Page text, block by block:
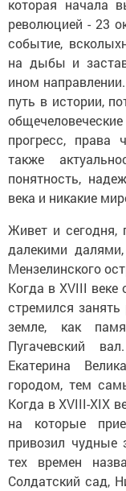
которая начала
революцией - 23
событие,
на дыбы и
ином
путь в истории,
прогресс, права
также
понятность,
века и никакие
Живет и сегодня,
далекими
Мензелинского
Когда в XVIII веке
стремился
земле, как
Пугачевский
Екатерина
городом, тем
Когда в XVIII-XIX
на которые
привозил чудные
тех времен
Солдатский сад,